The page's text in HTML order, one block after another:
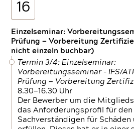
16
Einzelseminar:
Prüfung — Vorbereitung
nicht einzeln buchbar)
Termin 3/4: Einzelseminar:
Vorbereitungsseminar - IFS/
Prüfung — Vorbereitung
8.30—16.30 Uhr
Der Bewerber um die
das Anforderungsprofil für den
Sachverständigen für Schäden